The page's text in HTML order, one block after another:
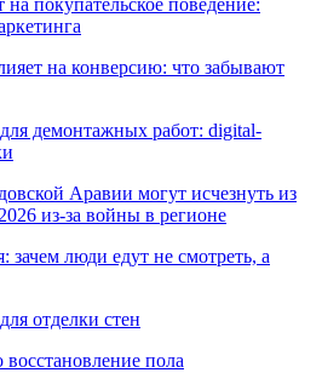
покупательское поведение:
на конверсию: что забывают
демонтажных работ: digital-
Аравии могут исчезнуть из
из-за войны в регионе
зачем люди едут не смотреть, а
отделки стен
пола